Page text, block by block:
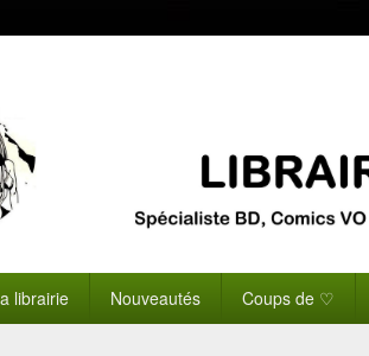
librairie Nouveautés Coups de ♡